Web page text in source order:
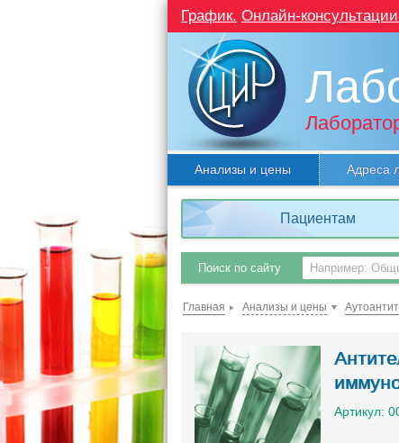
График. Онлайн-
Анализы и цены Адреса
Пациентам
Поиск по сайту
Главная Анализы и цены
Артикул: